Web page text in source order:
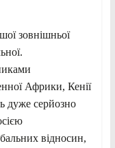
зовнішньої
Африки, Кенії
дуже серйозно
відносин,